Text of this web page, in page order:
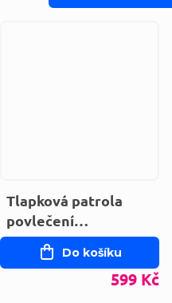
Tlapková patrola
povlečení
PAW248015-PP-T
599 Kč
Do košíku